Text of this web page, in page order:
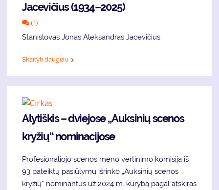
Jacevičius (1934–2025)
(1)
Stanislovas Jonas Aleksandras Jacevičius
Skaityti daugiau
Alytiškis – dviejose „Auksinių scenos
kryžių“ nominacijose
Profesionaliojo scenos meno vertinimo komisija iš
93 pateiktų pasiūlymų išrinko „Auksinių scenos
kryžių“ nominantus už 2024 m. kūrybą pagal atskiras